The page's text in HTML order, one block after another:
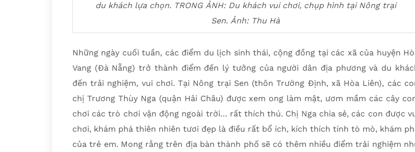
du khách lựa chọn. TRONG ẢNH: Du khách vui chơi, chụp hình tại Nông trại
Sen. Ảnh: Thu Hà
Những ngày cuối tuần, các điểm du lịch sinh thái, cộng đồng tại các xã của huyện
Vang (Đà Nẵng) trở thành điểm đến lý tưởng của người dân địa phương và du
đến trải nghiệm, vui chơi. Tại Nông trại Sen (thôn Trường Định, xã Hòa Liên), các
chị Trương Thùy Nga (quận Hải Châu) được xem ong làm mật, ươm mầm các cây
chơi các trò chơi vận động ngoài trời… rất thích thú. Chị Nga chia sẻ, các con được
chơi, khám phá thiên nhiên tươi đẹp là điều rất bổ ích, kích thích tính tò mò, khám
của trẻ em. Mong rằng trên địa bàn thành phố sẽ có thêm nhiều điểm trải nghiệm